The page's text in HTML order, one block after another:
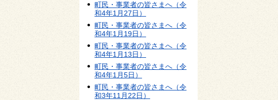
町民・事業者の皆さまへ（令
和4年1月27日）
町民・事業者の皆さまへ（令
和4年1月19日）
町民・事業者の皆さまへ（令
和4年1月13日）
町民・事業者の皆さまへ（令
和4年1月5日）
町民・事業者の皆さまへ（令
和3年11月22日）